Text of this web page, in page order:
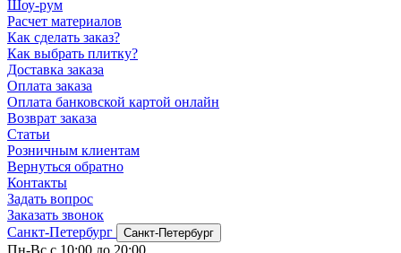
Шоу-рум
Расчет материалов
Как сделать заказ?
Как выбрать плитку?
Доставка заказа
Оплата заказа
Оплата банковской картой онлайн
Возврат заказа
Статьи
Розничным клиентам
Вернуться обратно
Контакты
Задать вопрос
Заказать звонок
Санкт-Петербург
Санкт-Петербург
Пн-Вс с 10:00 до 20:00